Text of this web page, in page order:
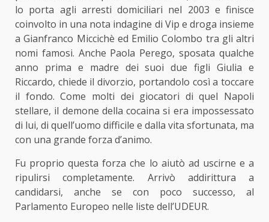
lo porta agli arresti domiciliari nel 2003 e finisce
coinvolto in una nota indagine di Vip e droga insieme
a Gianfranco Miccichè ed Emilio Colombo tra gli altri
nomi famosi. Anche Paola Perego, sposata qualche
anno prima e madre dei suoi due figli Giulia e
Riccardo, chiede il divorzio, portandolo così a toccare
il fondo. Come molti dei giocatori di quel Napoli
stellare, il demone della cocaina si era impossessato
di lui, di quell’uomo difficile e dalla vita sfortunata, ma
con una grande forza d’animo.
Fu proprio questa forza che lo aiutò ad uscirne e a
ripulirsi completamente. Arrivò addirittura a
candidarsi, anche se con poco successo, al
Parlamento Europeo nelle liste dell’UDEUR.